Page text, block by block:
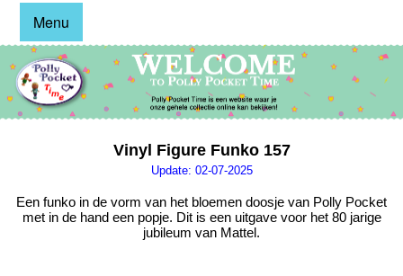
Menu
Vinyl Figure Funko 157
Update: 02-07-2025
Een funko in de vorm van het bloemen doosje van Polly Pocket
met in de hand een popje. Dit is een uitgave voor het 80 jarige
jubileum van Mattel.